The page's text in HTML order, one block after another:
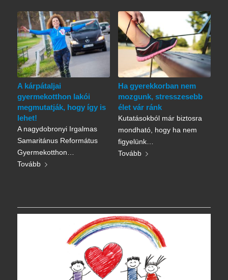
A kárpátaljai
gyermekotthon lakói
megmutatják, hogy így is
lehet!
A nagydobronyi Irgalmas
Samaritánus Református
Gyermekotthon…
Tovább
Ha gyerekkorban nem
mozgunk, stresszesebb
élet vár ránk
Kutatásokból már biztosra
mondható, hogy ha nem
figyelünk…
Tovább